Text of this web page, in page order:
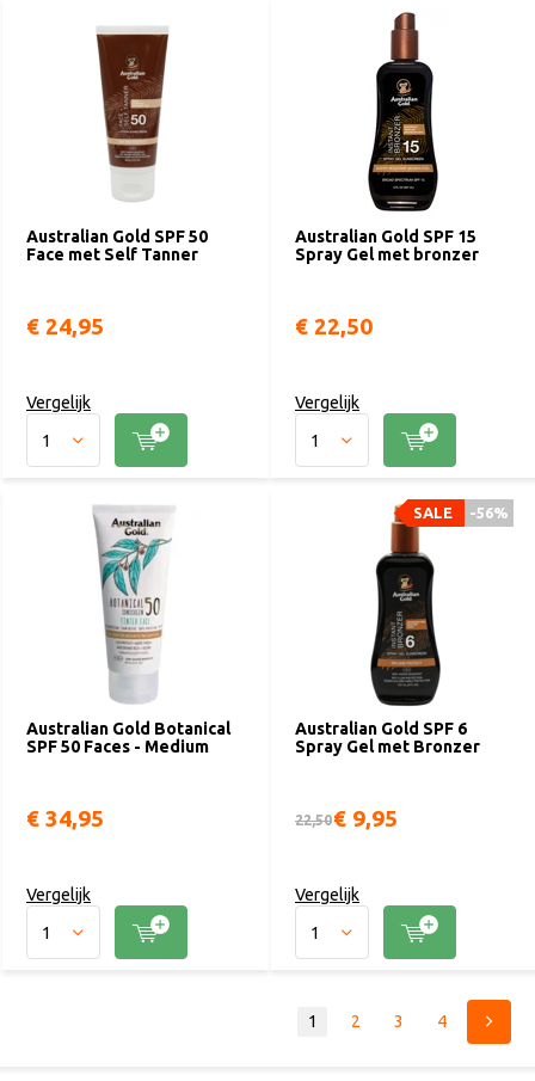
Australian Gold SPF 50
Face met Self Tanner
€ 24,95
Vergelijk
Australian Gold SPF 15
Spray Gel met bronzer
€ 22,50
Vergelijk
Australian Gold Botanical
SPF 50 Faces - Medium
€ 34,95
Vergelijk
Australian Gold SPF 6
Spray Gel met Bronzer
-56%
SALE
22,50€ 9,95
Vergelijk
1 2 3 4